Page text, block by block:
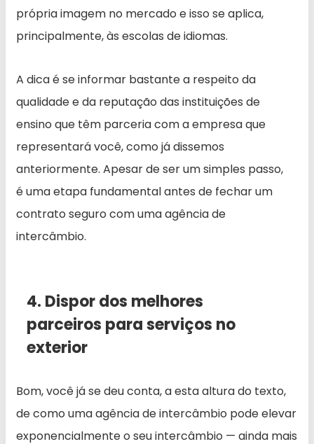
própria imagem no mercado e isso se aplica,
principalmente, às escolas de idiomas.
A dica é se informar bastante a respeito da
qualidade e da reputação das instituições de
ensino que têm parceria com a empresa que
representará você, como já dissemos
anteriormente. Apesar de ser um simples passo,
é uma etapa fundamental antes de fechar um
contrato seguro com uma agência de
intercâmbio.
4. Dispor dos melhores
parceiros para serviços no
exterior
Bom, você já se deu conta, a esta altura do texto,
de como uma agência de intercâmbio pode elevar
exponencialmente o seu intercâmbio — ainda mais